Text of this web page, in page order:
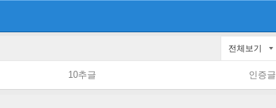
전체보기
10추글 인증글